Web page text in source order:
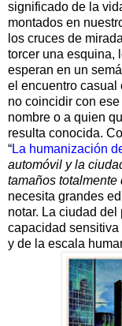
significado de la
montados en
los cruces de
torcer una esquina,
esperan en un
el encuentro casual
no coincidir con
nombre o a quien
resulta conocida.
“La humanización
automóvil y la
tamaños totalmente
necesita grandes
notar. La ciudad
capacidad
y de la escala